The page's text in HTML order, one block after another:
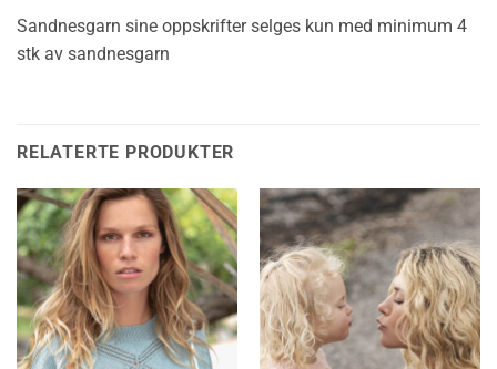
Sandnesgarn sine oppskrifter selges kun med minimum 4
stk av sandnesgarn
RELATERTE PRODUKTER